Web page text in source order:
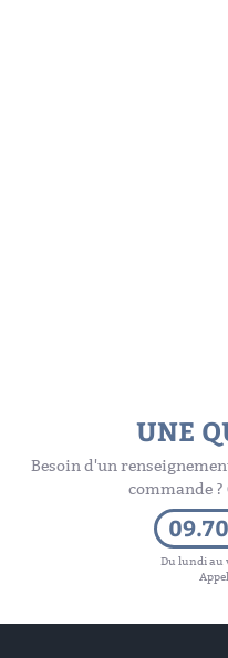
UNE
Besoin d'un
commande ?
Du lundi au